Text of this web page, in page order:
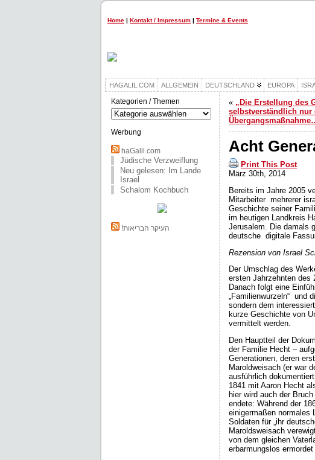
Home | Kontakt / Impressum | Termine & Events
HAGALIL.COM ALLGEMEIN DEUTSCHLAND EUROPA
Kategorien / Themen
Kategorien
/
Themen
Werbung
haGalil.com
Jüdische Verzweiflung
Neu gelesen: Im Lande
Israel
Schalom Kochbuch
!העיקר הבריאות
« „Die Erstellung des
selbstverständlich nur
Acht
Print This Post
März 30th, 2014
Bereits im Jahre 2005
Mitarbeiter mehrerer
Geschichte seiner
im heutigen Landkreis
Jerusalem. Die damals
deutsche digitale
Rezension von Israel
Der Umschlag des
ersten Jahrzehnten des
Danach folgt eine
„Familienwurzeln“ und
sondern dem
kurze Geschichte von
vermittelt werden.
Den Hauptteil der
der Familie Hecht –
Generationen, deren
Maroldweisach (er war
ausführlich
1841 mit Aaron Hecht
hier wird auch der
endete: Während der
einigermaßen normales
Soldaten für „ihr
Maroldsweisach
von dem gleichen
erbarmungslos ermordet